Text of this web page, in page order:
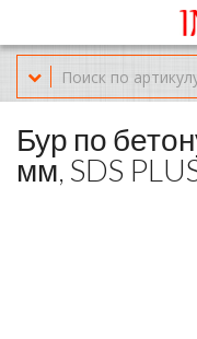
Офис обслуживания
Нож-мясо)
Бур по
мм, SDS